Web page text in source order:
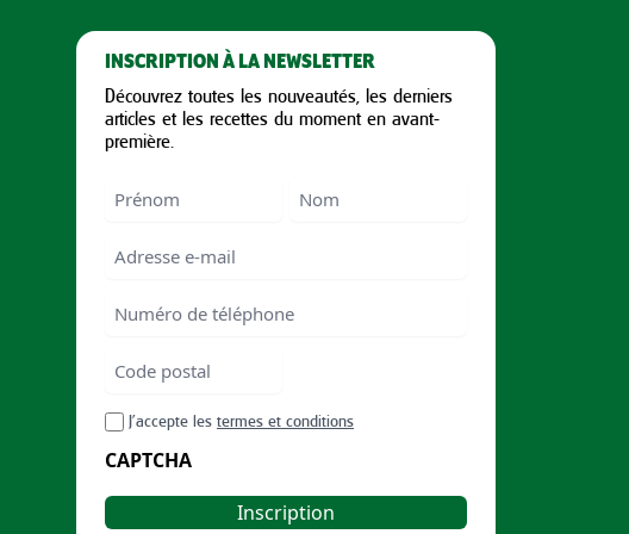
INSCRIPTION À LA NEWSLETTER
Découvrez toutes les nouveautés, les derniers
articles et les recettes du moment en avant-
première.
Nom
Email
Numéro
téléphone
Code
postal
Code
postal
RGPDJ’accepte les termes et conditions
CAPTCHA